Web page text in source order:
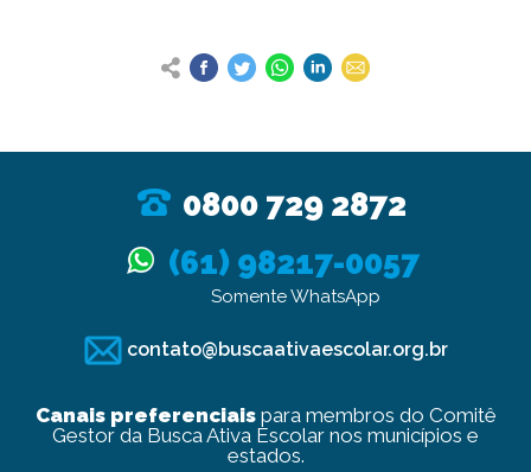
0800 729 2872
(61) 98217-0057
Somente WhatsApp
contato@buscaativaescolar.org.br
Canais preferenciaispara membros do Comitê
Gestor da Busca Ativa Escolar nos municípios e
estados.